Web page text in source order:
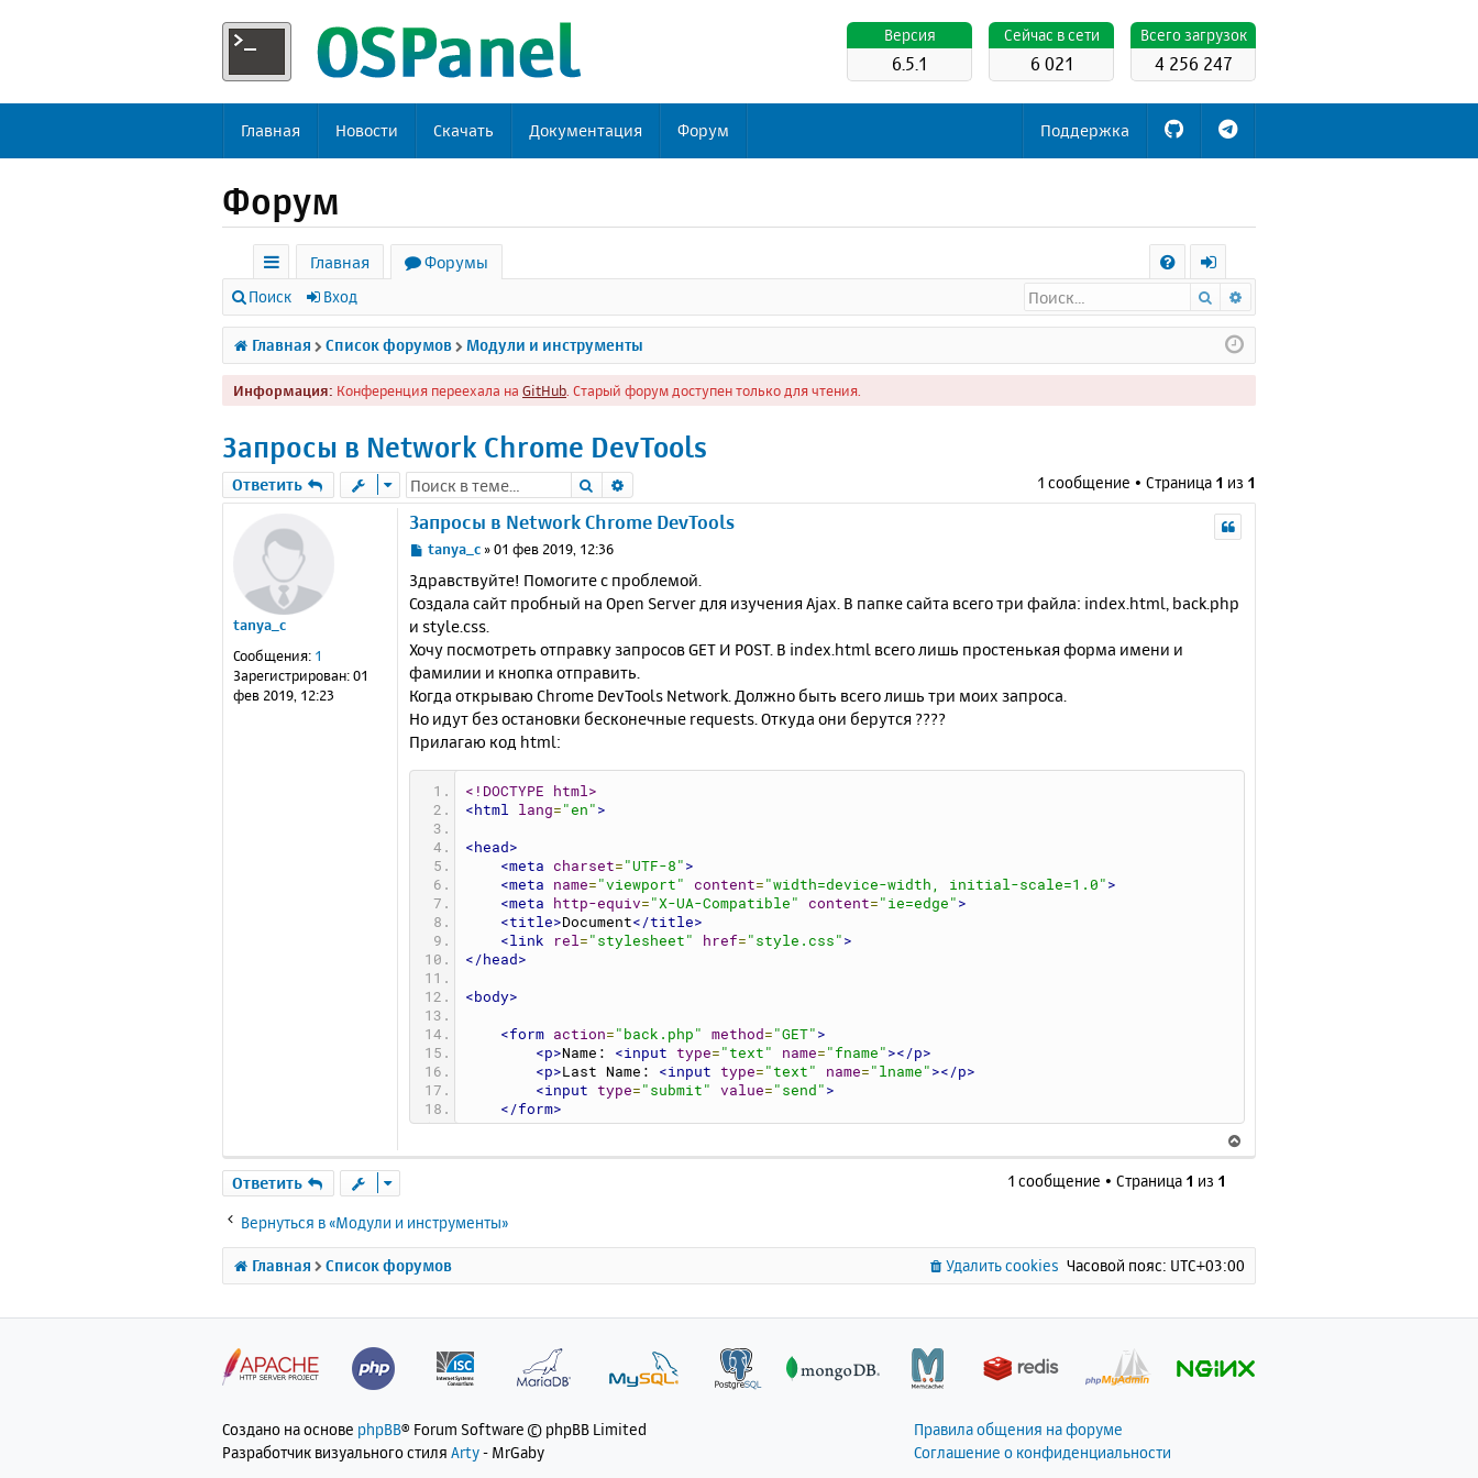
Всего загрузок
4 256 247
Cейчас в сети
6 021
Версия
6.5.1
Главная Новости Скачать Документация Форум Поддержка
Форум
с
ы
л
к
Главная
Форумы
Q
х
о
д
Поиск Вход Поиск
Главная Список форумов Модули и инструменты
Информация: Конференция переехала на GitHub . Старый форум доступен только для чтения.
Запросы в Network Chrome DevTools
Ответить Поиск 1 сообщение • Страница 1 из 1
tanya_c
Сообщения: 1
Зарегистрирован:01
фев 2019, 12:23
Запросы в Network Chrome DevTools
С
о
б
щ
е
н
е
tanya_c »01 фев 2019, 12:36
Здравствуйте! Помогите с проблемой.
Создала сайт пробный на Open Server для изучения Ajax. В папке сайта всего три файла: index.html, back.php
и style.css.
Хочу посмотреть отправку запросов GET И POST. В index.html всего лишь простенькая форма имени и
фамилии и кнопка отправить.
Когда открываю Chrome DevTools Network. Должно быть всего лишь три моих запроса.
Но идут без остановки бесконечные requests. Откуда они берутся ????
Прилагаю код html:
<!DOCTYPE html>
<html
lang= "en" >
<head>
<meta
charset= "UTF-8" >
<meta
name= "viewport" content= "width=device-width, initial-scale=1.0" >
<meta
http-equiv= "X-UA-Compatible" content= "ie=edge" >
<title>Document</title>
<link
rel = "stylesheet" href= "style.css" >
</head>
<body>
<form action= "back.php" method = "GET" >
<p>Name: <input type= "text" name= "fname" ></p>
<p>Last Name: <input type= "text" name= "lname" ></p>
<input type= "submit" value= "send" >
</form>
е
т
с
а
Ответить 1 сообщение • Страница 1 из 1
Вернуться в «Модули и инструменты»
Главная Список форумов Часовой пояс: UTC+03:00
Удалить cookies
Создано на основе phpBB® Forum Software © phpBB Limited
Разработчик визуального стиля Arty- MrGaby
Правила общения на форуме
Соглашение о конфиденциальности